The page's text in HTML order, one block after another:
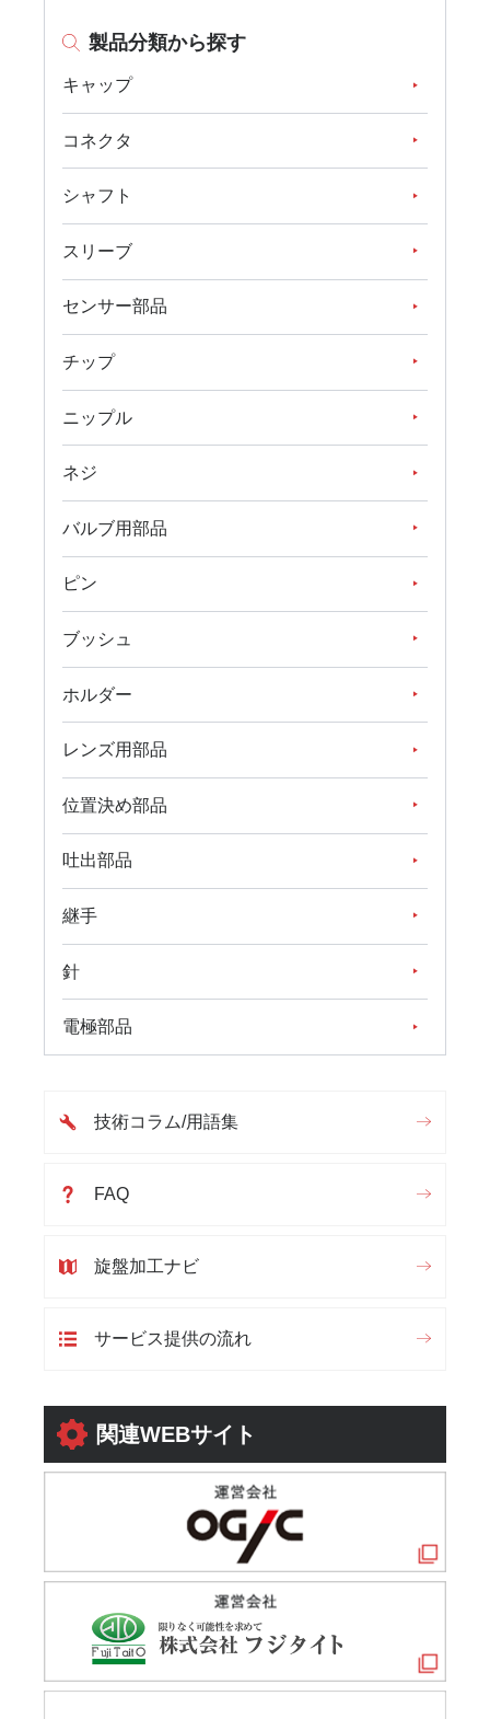
製品分類から探す
キャップ
コネクタ
シャフト
スリーブ
センサー部品
チップ
ニップル
ネジ
バルブ用部品
ピン
ブッシュ
ホルダー
レンズ用部品
位置決め部品
吐出部品
継手
針
電極部品
技術コラム/用語集
FAQ
旋盤加工ナビ
サービス提供の流れ
関連WEBサイト